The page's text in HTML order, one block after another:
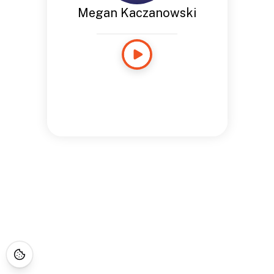
Megan Kaczanowski